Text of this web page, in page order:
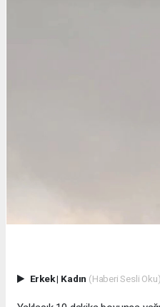
Erkek| Kadın (Haberi Sesli Oku)